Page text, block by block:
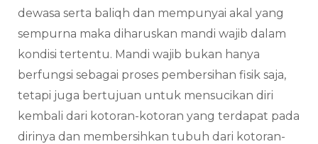
dewasa serta baliqh dan mempunyai akal yang
sempurna maka diharuskan mandi wajib dalam
kondisi tertentu. Mandi wajib bukan hanya
berfungsi sebagai proses pembersihan fisik saja,
tetapi juga bertujuan untuk mensucikan diri
kembali dari kotoran-kotoran yang terdapat pada
dirinya dan membersihkan tubuh dari kotoran-